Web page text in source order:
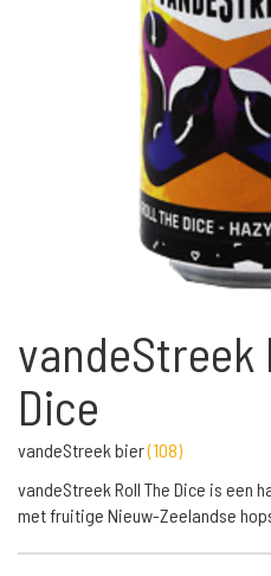
vandeStreek
Dice
vandeStreek bier(108)
vandeStreek Roll The Dice is een
met fruitige Nieuw-Zeelandse